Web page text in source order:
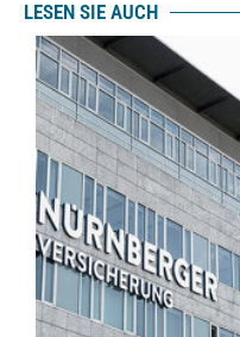
LESEN SIE AUCH